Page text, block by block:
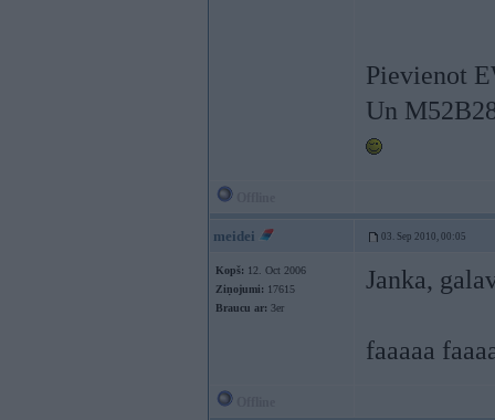
Pievienot
Un
meidei 03. Sep 2010, 00:05
Kopš: 12. Oct 2006
Ziņojumi: 17615
Braucu ar: 3er
Janka,
faaaaa